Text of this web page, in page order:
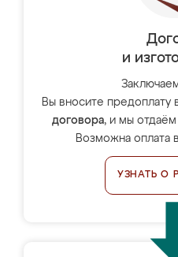
и
Вы вносите предоплату
договора, и мы отдаём
Возможна оплата
УЗНАТЬ О